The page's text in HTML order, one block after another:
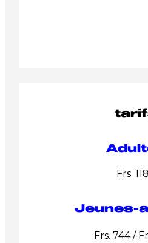
Frs.
Jeunes-
Frs. 744 /